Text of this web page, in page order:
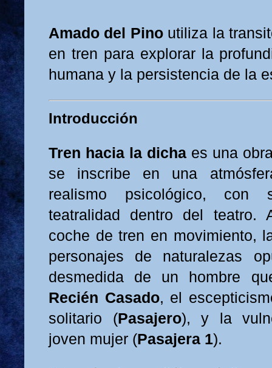
Amado del Pinoutiliza la
en tren para explorar la
humana y la persistencia de la
Introducción
Tren hacia la dicha es una
se inscribe en una
realismo psicológico, con
teatralidad dentro del teatro.
coche de tren en movimiento,
personajes de naturalezas
desmedida de un hombre
Recién Casado, el
solitario (Pasajero), y la
joven mujer (Pasajera 1).